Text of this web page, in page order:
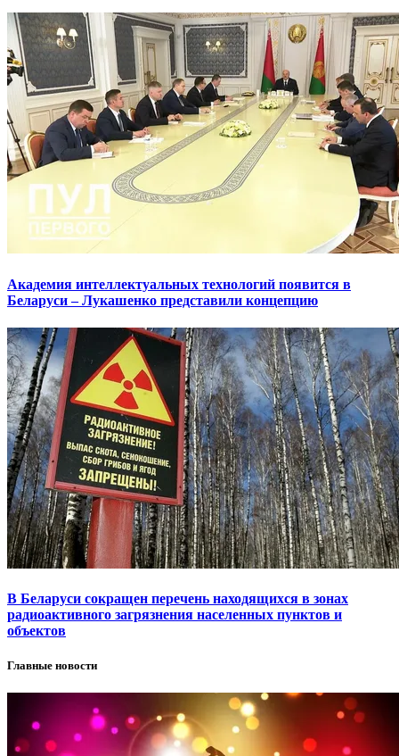
Академия интеллектуальных технологий появится в
Беларуси – Лукашенко представили концепцию
В Беларуси сокращен перечень находящихся в зонах
радиоактивного загрязнения населенных пунктов и
объектов
Главные новости